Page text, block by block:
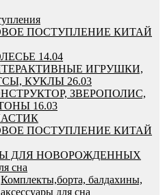
ПОСТУПЛЕНИЕ КИТАЙ
14.04
ИГРУШКИ,
КУКЛЫ 26.03
ЗВЕРОПОЛИС,
16.03
ПОСТУПЛЕНИЕ КИТАЙ
ДЛЯ НОВОРОЖДЕННЫХ
сна
Комплекты,борта, балдахины,
аксессуары для сна